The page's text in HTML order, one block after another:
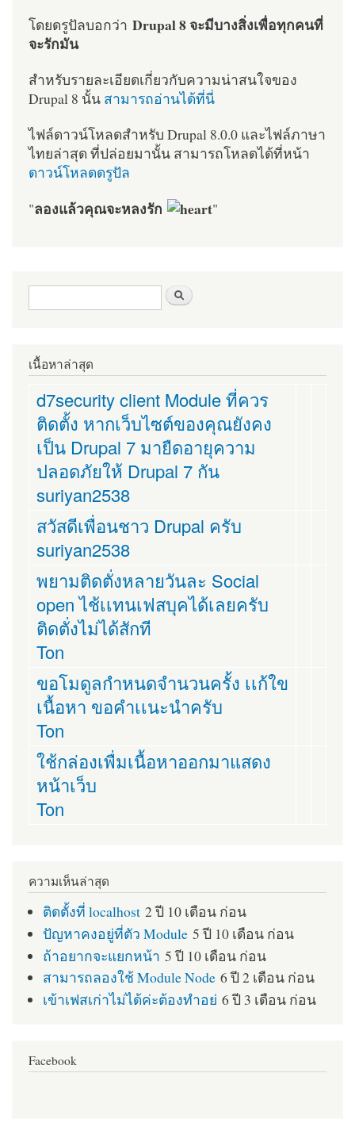
โดยดรูปัลบอกว่า Drupal 8 จะมีบางสิ่งเพื่อทุกคนที่
จะรักมัน
สำหรับรายละเอียดเกี่ยวกับความน่าสนใจของ
Drupal 8 นั้น สามารถอ่านได้ที่นี่
ไฟล์ดาวน์โหลดสำหรับ Drupal 8.0.0 และไฟล์ภาษา
ไทยล่าสุด ที่ปล่อยมานั้น สามารถโหลดได้ที่หน้า
ดาวน์โหลดดรูปัล
"ลองแล้วคุณจะหลงรัก "
ฟอร์มค้นหา
เนื้อหาล่าสุด
d7security client Module ที่ควร
ติดตั้ง หากเว็บไซต์ของคุณยังคง
เป็น Drupal 7 มายืดอายุความ
ปลอดภัยให้ Drupal 7 กัน
suriyan2538
สวัสดีเพื่อนชาว Drupal ครับ
suriyan2538
พยามติดตั่งหลายวันละ Social
open ไช้เเทนเฟสบุคได้เลยครับ
ติดตั่งไม่ได้สักที
Ton
ขอโมดูลกำหนดจำนวนครั้ง เเก้ใข
เนื้อหา ขอคำเเนะนำครับ
Ton
ใช้กล่องเพื่มเนื้อหาออกมาแสดง
หน้าเว็บ
Ton
ความเห็นล่าสุด
ติดตั้งที่ localhost 2 ปี 10 เดือน ก่อน
ปัญหาคงอยู่ที่ตัว Module 5 ปี 10 เดือน ก่อน
ถ้าอยากจะแยกหน้า 5 ปี 10 เดือน ก่อน
สามารถลองใช้ Module Node 6 ปี 2 เดือน ก่อน
เข้าเฟสเก่าไม่ได้ค่ะต้องทำอย่ 6 ปี 3 เดือน ก่อน
Facebook